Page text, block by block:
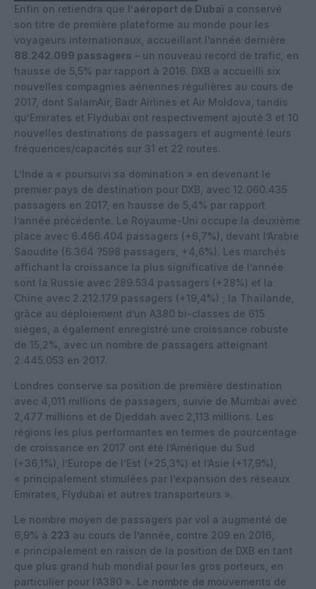
Enfin on retiendra que l’aéroport de Dubaï a conservé
son titre de première plateforme au monde pour les
voyageurs internationaux, accueillant l’année dernière
88.242.099 passagers – un nouveau record de trafic, en
hausse de 5,5% par rapport à 2016. DXB a accueilli six
nouvelles compagnies aériennes régulières au cours de
2017, dont SalamAir, Badr Airlines et Air Moldova, tandis
qu’Emirates et Flydubai ont respectivement ajouté 3 et 10
nouvelles destinations de passagers et augmenté leurs
fréquences/capacités sur 31 et 22 routes.
L’Inde a « poursuivi sa domination » en devenant le
premier pays de destination pour DXB, avec 12.060.435
passagers en 2017, en hausse de 5,4% par rapport
l’année précédente. Le Royaume-Uni occupe la deuxième
place avec 6.466.404 passagers (+6,7%), devant l’Arabie
Saoudite (6.364 ?598 passagers, +4,6%). Les marchés
affichant la croissance la plus significative de l’année
sont la Russie avec 289.534 passagers (+28%) et la
Chine avec 2.212.179 passagers (+19,4%) ; la Thaïlande,
grâce au déploiement d’un A380 bi-classes de 615
sièges, a également enregistré une croissance robuste
de 15,2%, avec un nombre de passagers atteignant
2.445.053 en 2017.
Londres conserve sa position de première destination
avec 4,011 millions de passagers, suivie de Mumbai avec
2,477 millions et de Djeddah avec 2,113 millions. Les
régions les plus performantes en termes de pourcentage
de croissance en 2017 ont été l’Amérique du Sud
(+36,1%), l’Europe de l’Est (+25,3%) et l’Asie (+17,9%),
« principalement stimulées par l’expansion des réseaux
Emirates, Flydubai et autres transporteurs ».
Le nombre moyen de passagers par vol a augmenté de
6,9% à 223 au cours de l’année, contre 209 en 2016,
« principalement en raison de la position de DXB en tant
que plus grand hub mondial pour les gros porteurs, en
particulier pour l’A380 ». Le nombre de mouvements de